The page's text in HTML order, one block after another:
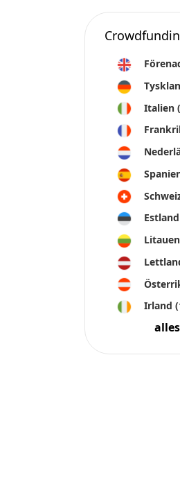
Italien
Estland
Litauen
Irland